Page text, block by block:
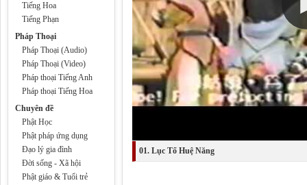
Tiếng Hoa
Tiếng Phạn
Pháp Thoại
Pháp Thoại (Audio)
Pháp Thoại (Video)
Pháp thoại Tiếng Anh
Pháp thoại Tiếng Hoa
Chuyên đề
Phật Học
Phật pháp ứng dụng
Đạo lý gia đình
Đời sống - Xã hội
Phật giáo & Tuổi trẻ
01. Lục Tổ Huệ Năng